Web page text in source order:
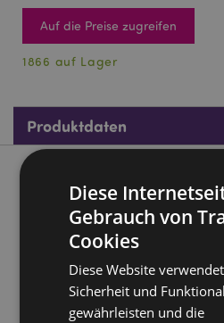
Auf die Preise zugreifen
1866 auf Lager
Produktdaten
Luck of the Irish Ireland
Auto-Lufterfrischer
Material:Pappe,
Papier und Duftstoff
Duft:Orange
Diese
Gebrauch von
Cookies
Diese Website
Sicherheit und
gewährleisten und die